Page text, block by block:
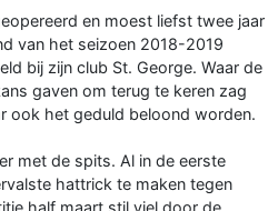
en moest liefst twee jaar
van het seizoen 2018-2019
bij zijn club St. George. Waar de
gaven om terug te keren zag
ook het geduld beloond worden.
met de spits. Al in de eerste
hattrick te maken tegen
half maart stil viel door de